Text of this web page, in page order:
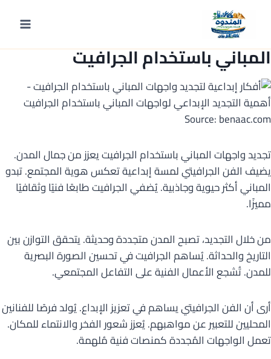
المحتوى
أهميةالتجديد الإبداعي
المباني باستخدامالجرافيت
Source: benaac.com
تجديد واجهات المباني باستخدام الجرافيت يعزز من جمال المدن.
يضيف الفن الجرافيتي لمسة إبداعية تعكس هوية المجتمع. تبدو
المباني أكثر حيوية وجاذبية. يُضفي الجرافيت طابعًا فنيًا وثقافيًا
مميزًا.
من خلال التجديد، تصبح المدن متجددة وحديثة. يتحقق التوازن بين
التاريخ والحداثة. يُساهم الجرافيت في تحسين الصورة البصرية
للمدن. تُشجع الأعمال الفنية على التفاعل المجتمعي.
أرى أن الفن الجرافيتي يساهم في تعزيز الإبداع. يُولد فرصًا للفنانين
المحليين للتعبير عن مواهبهم. يُعزز شعور الفخر والانتماء للمكان.
تعمل الواجهات المُجددة كمنصات فنية مُلهمة.